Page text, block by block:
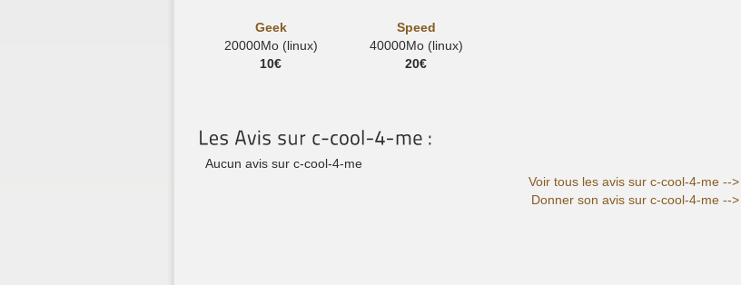
Geek
20000Mo (linux)
10€
Speed
40000Mo (linux)
20€
Aucun avis sur c-cool-4-me
Voir tous les avis sur c-cool-4-me -->
Donner son avis sur c-cool-4-me -->